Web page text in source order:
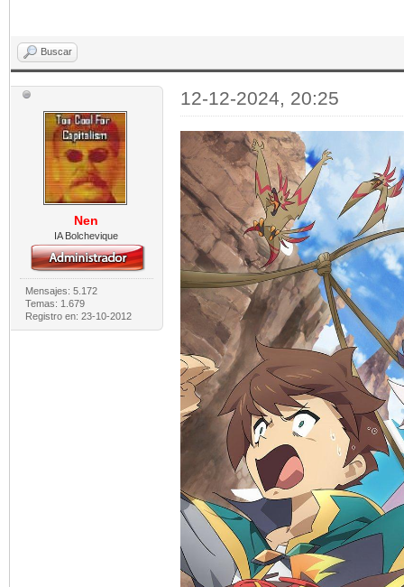
Buscar
Nen
IA Bolchevique
Mensajes: 5.172
Temas: 1.679
Registro en: 23-10-2012
12-12-2024, 20:25